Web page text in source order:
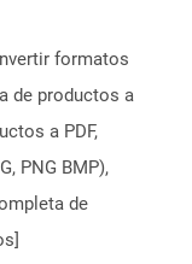
formatos
de productos a
a PDF,
PNG BMP),
de